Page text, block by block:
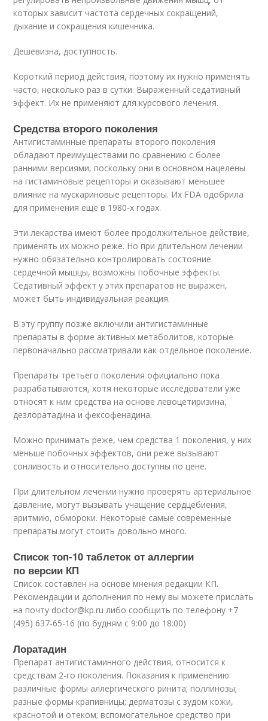
которых зависит частота сердечных сокращений,
дыхание и сокращения кишечника.
Дешевизна, доступность.
Короткий период действия, поэтому их нужно применять
часто, несколько раз в сутки. Выраженный седативный
эффект. Их не применяют для курсового лечения.
Средства второго поколения
Антигистаминные препараты второго поколения
обладают преимуществами по сравнению с более
ранними версиями, поскольку они в основном нацелены
на гистаминовые рецепторы и оказывают меньшее
влияние на мускариновые рецепторы. Их FDA одобрила
для применения еще в 1980-х годах.
Эти лекарства имеют более продолжительное действие,
применять их можно реже. Но при длительном лечении
нужно обязательно контролировать состояние
сердечной мышцы, возможны побочные эффекты.
Седативный эффект у этих препаратов не выражен,
может быть индивидуальная реакция.
В эту группу позже включили антигистаминные
препараты в форме активных метаболитов, которые
первоначально рассматривали как отдельное поколение.
Препараты третьего поколения официально пока
разрабатываются, хотя некоторые исследователи уже
относят к ним средства на основе левоцетиризина,
дезлоратадина и фексофенадина.
Можно принимать реже, чем средства 1 поколения, у них
меньше побочных эффектов, они реже вызывают
сонливость и относительно доступны по цене.
При длительном лечении нужно проверять артериальное
давление, могут вызывать учащение сердцебиения,
аритмию, обмороки. Некоторые самые современные
препараты могут стоить довольно много.
Список топ-10 таблеток от аллергии
по версии КП
Список составлен на основе мнения редакции КП.
Рекомендации и дополнения по нему вы можете прислать
на почту doctor@kp.ru либо сообщить по телефону +7
(495) 637-65-16 (по будням с 9:00 до 18:00)
Лоратадин
Препарат антигистаминного действия, относится к
средствам 2-го поколения. Показания к применению:
различные формы аллергического ринита; поллинозы;
разные формы крапивницы; дерматозы с зудом кожи,
краснотой и отеком; вспомогательное средство при